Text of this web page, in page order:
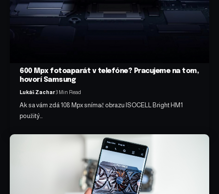
600 Mpx fotoaparát v telefóne? Pracujeme na tom,
hovorí Samsung
Lukáš Zachar3 Min Read
Ak sa vám zdá 108 Mpx snímač obrazu ISOCELL Bright HM1
použitý…